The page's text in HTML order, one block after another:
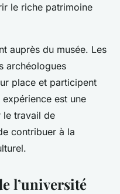
le riche patrimoine
auprès du musée. Les
archéologues
place et participent
est une
le travail de
contribuer à la
l’université